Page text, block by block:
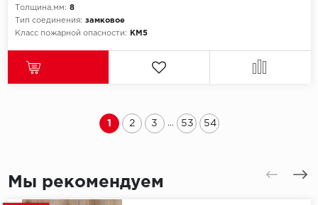
Толщина,мм: 8
Тип соединения: замковое
Класс пожарной опасности:
КМ5
1 2 3 ... 53 54
Мы рекомендуем